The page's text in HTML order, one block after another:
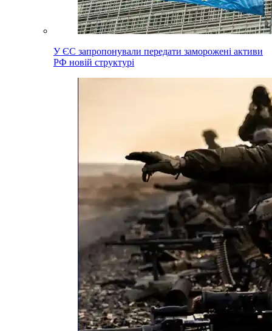
У ЄС запропонували передати заморожені активи
РФ новій структурі